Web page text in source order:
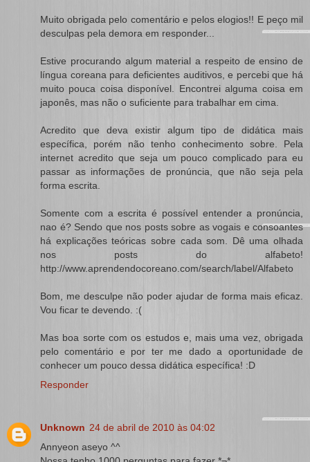
Muito obrigada pelo comentário e pelos elogios!! E peço mil
desculpas pela demora em responder...
Estive procurando algum material a respeito de ensino de
língua coreana para deficientes auditivos, e percebi que há
muito pouca coisa disponível. Encontrei alguma coisa em
japonês, mas não o suficiente para trabalhar em cima.
Acredito que deva existir algum tipo de didática mais
específica, porém não tenho conhecimento sobre. Pela
internet acredito que seja um pouco complicado para eu
passar as informações de pronúncia, que não seja pela
forma escrita.
Somente com a escrita é possível entender a pronúncia,
nao é? Sendo que nos posts sobre as vogais e consoantes
há explicações teóricas sobre cada som. Dê uma olhada
nos posts do alfabeto!
http://www.aprendendocoreano.com/search/label/Alfabeto
Bom, me desculpe não poder ajudar de forma mais eficaz.
Vou ficar te devendo. :(
Mas boa sorte com os estudos e, mais uma vez, obrigada
pelo comentário e por ter me dado a oportunidade de
conhecer um pouco dessa didática específica! :D
Responder
Unknown 24 de abril de 2010 às 04:02
Annyeon aseyo ^^